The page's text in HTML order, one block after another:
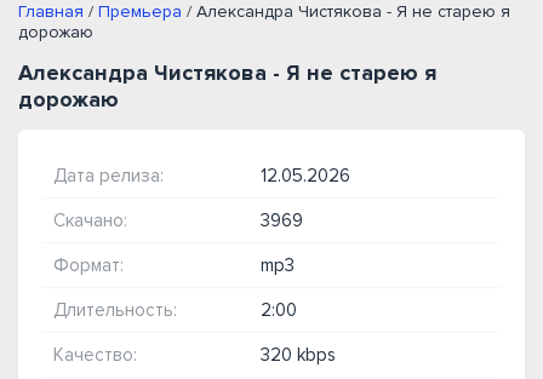
Главная / Премьера / Александра Чистякова - Я не старею я
дорожаю
Александра Чистякова - Я не старею я
дорожаю
Дата релиза: 12.05.2026
Скачано: 3969
Формат: mp3
Длительность: 2:00
Качество: 320 kbps